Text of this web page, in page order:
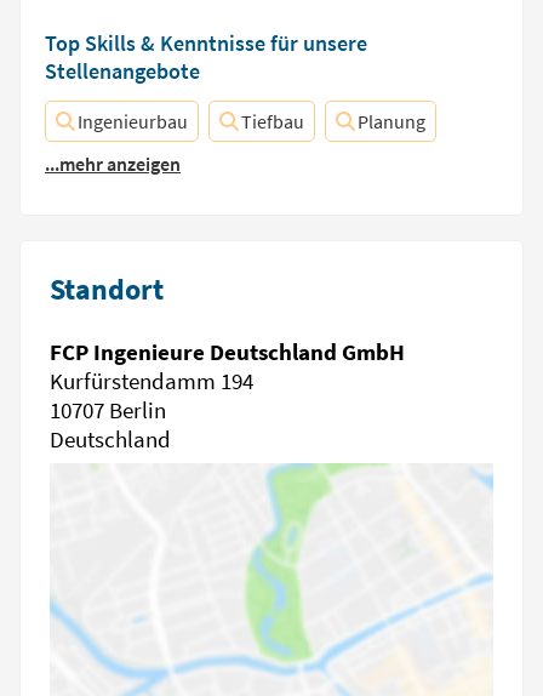
Top Skills & Kenntnisse für unsere
Stellenangebote
Ingenieurbau Tiefbau
Planung
...mehr anzeigen
Standort
FCP Ingenieure Deutschland GmbH
Kurfürstendamm 194
10707 Berlin
Deutschland